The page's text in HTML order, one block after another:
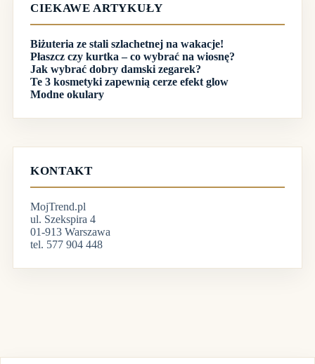
CIEKAWE ARTYKUŁY
Biżuteria ze stali szlachetnej na wakacje!
Płaszcz czy kurtka – co wybrać na wiosnę?
Jak wybrać dobry damski zegarek?
Te 3 kosmetyki zapewnią cerze efekt glow
Modne okulary
KONTAKT
MojTrend.pl
ul. Szekspira 4
01-913 Warszawa
tel. 577 904 448